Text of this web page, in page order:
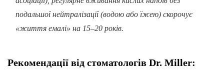
подальшої нейтралізації (водою або їжею) скорочує
«життя емалі» на 15–20 років.
Рекомендації від стоматологів Dr. Miller: